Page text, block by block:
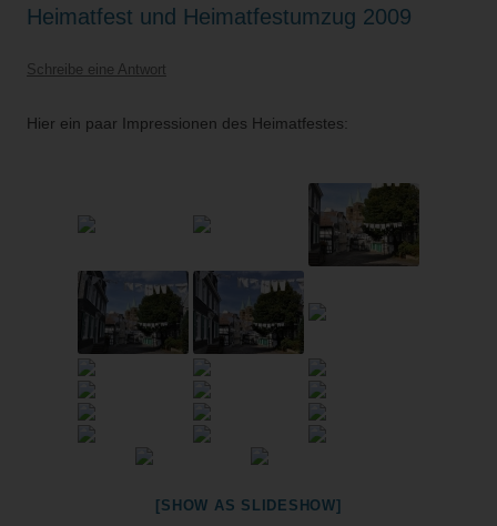
Heimatfest und Heimatfestumzug 2009
Schreibe eine Antwort
Hier ein paar Impressionen des Heimatfestes:
[SHOW AS SLIDESHOW]